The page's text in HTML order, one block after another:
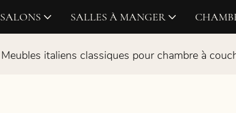
SALONS SALLES À MANGER
Meubles italiens classiques pour chambre à